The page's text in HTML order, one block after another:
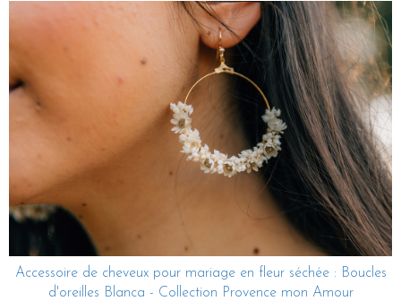
Accessoire de cheveux pour mariage en fleur séchée : Boucles
d'oreilles Blanca - Collection Provence mon Amour